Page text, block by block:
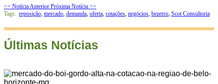
<< Notícia Anterior Próxima Notícia >>
Tags: reposição, mercado, demanda, oferta, cotações, negócios, bezerro, Scot Consultoria
Últimas Notícias